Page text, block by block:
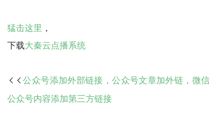
猛击这里 ，
下载大秦云点播系统
 公众号添加外部链接，公众号文章加外链，微信
公众号内容添加第三方链接